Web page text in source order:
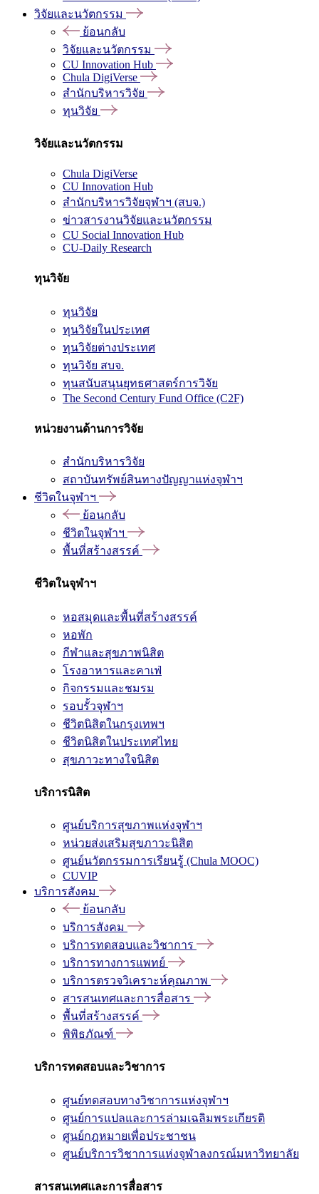
วิจัยและนวัตกรรม
ย้อนกลับ
วิจัยและนวัตกรรม
CU Innovation Hub
Chula DigiVerse
สำนักบริหารวิจัย
ทุนวิจัย
วิจัยและนวัตกรรม
Chula DigiVerse
CU Innovation Hub
สำนักบริหารวิจัยจุฬาฯ (สบจ.)
ข่าวสารงานวิจัยและนวัตกรรม
CU Social Innovation Hub
CU-Daily Research
ทุนวิจัย
ทุนวิจัย
ทุนวิจัยในประเทศ
ทุนวิจัยต่างประเทศ
ทุนวิจัย สบจ.
ทุนสนับสนุนยุทธศาสตร์การวิจัย
The Second Century Fund Office (C2F)
หน่วยงานด้านการวิจัย
สำนักบริหารวิจัย
สถาบันทรัพย์สินทางปัญญาแห่งจุฬาฯ
ชีวิตในจุฬาฯ
ย้อนกลับ
ชีวิตในจุฬาฯ
พื้นที่สร้างสรรค์
ชีวิตในจุฬาฯ
หอสมุดและพื้นที่สร้างสรรค์
หอพัก
กีฬาและสุขภาพนิสิต
โรงอาหารและคาเฟ่
กิจกรรมและชมรม
รอบรั้วจุฬาฯ
ชีวิตนิสิตในกรุงเทพฯ
ชีวิตนิสิตในประเทศไทย
สุขภาวะทางใจนิสิต
บริการนิสิต
ศูนย์บริการสุขภาพแห่งจุฬาฯ
หน่วยส่งเสริมสุขภาวะนิสิต
ศูนย์นวัตกรรมการเรียนรู้ (Chula MOOC)
CUVIP
บริการสังคม
ย้อนกลับ
บริการสังคม
บริการทดสอบและวิชาการ
บริการทางการแพทย์
บริการตรวจวิเคราะห์คุณภาพ
สารสนเทศและการสื่อสาร
พื้นที่สร้างสรรค์
พิพิธภัณฑ์
บริการทดสอบและวิชาการ
ศูนย์ทดสอบทางวิชาการแห่งจุฬาฯ
ศูนย์การแปลและการล่ามเฉลิมพระเกียรติ
ศูนย์กฎหมายเพื่อประชาชน
ศูนย์บริการวิชาการแห่งจุฬาลงกรณ์มหาวิทยาลัย
สารสนเทศและการสื่อสาร